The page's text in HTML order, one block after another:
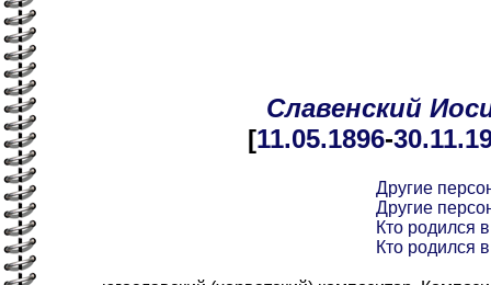
Славенский
[11.05.1896-30.11
Другие
Другие
Кто родился
Кто родился